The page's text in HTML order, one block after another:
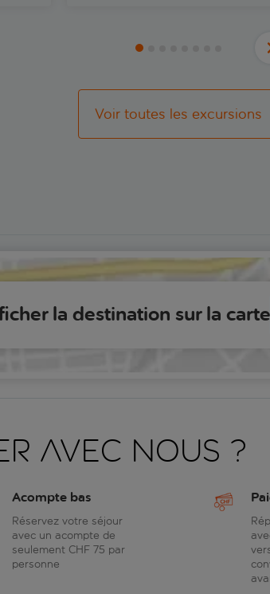
Voir toutes les excursions
la destination sur la carte
avec nous ?
Acompte bas
Réservez votre séjour
avec un acompte de
seulement CHF 75 par
personne